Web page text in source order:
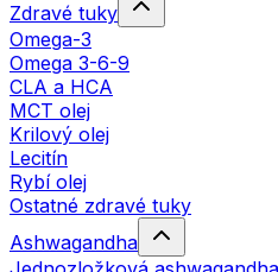
Zdravé tuky
Omega-3
Omega 3-6-9
CLA a HCA
MCT olej
Krilový olej
Lecitín
Rybí olej
Ostatné zdravé tuky
Ashwagandha